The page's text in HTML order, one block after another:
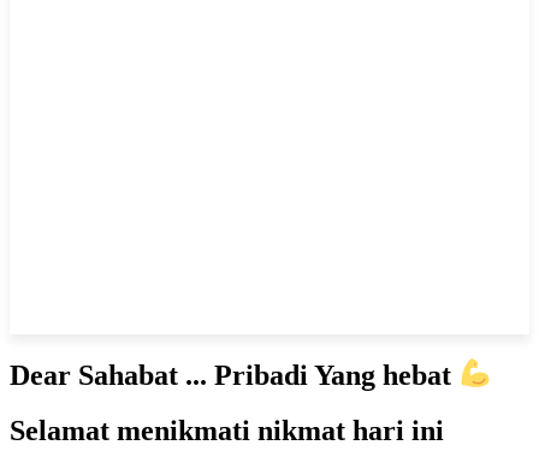
Dear Sahabat ... Pribadi Yang hebat
Selamat menikmati nikmat hari ini